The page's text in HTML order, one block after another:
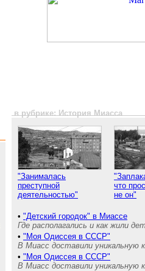
в рубрике: История Миасса
"Занималась
преступной
деятельностью"
что
не он"
• "Детский городок" в Миассе
Где располагались и как жили
• "Моя Одиссея в СССР"
В Миасс доставили уникальную
• "Моя Одиссея в СССР"
В Миасс доставили уникальную